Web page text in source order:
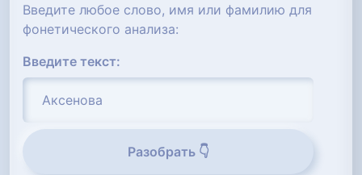
Введите любое слово, имя или фамилию для
фонетического анализа:
Введите текст:
Разобрать 👇